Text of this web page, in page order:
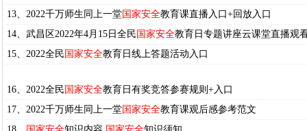
13、2022千万师生同上一堂国家安全教育课直播入口+回放入口
14、武昌区2022年4月15日全民 国家安全教育日专题讲座云课堂直播观
15、2022全民 国家安全教育日线上答题活动入口
16、2022全民 国家安全教育日有奖竞答参赛规则+入口
17、2022千万师生同上一堂国家安全教育课观后感参考范文